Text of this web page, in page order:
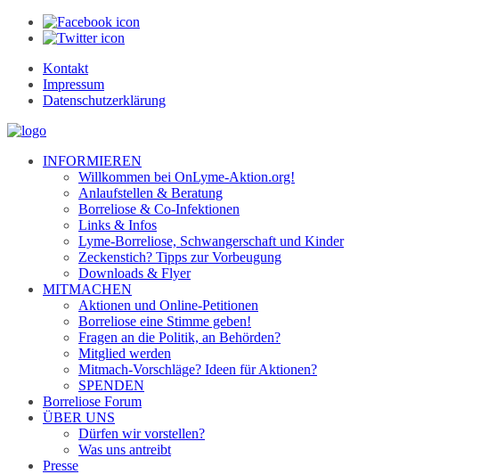
Kontakt
Impressum
Datenschutzerklärung
INFORMIEREN
Willkommen bei OnLyme-Aktion.org!
Anlaufstellen & Beratung
Borreliose & Co-Infektionen
Links & Infos
Lyme-Borreliose, Schwangerschaft und Kinder
Zeckenstich? Tipps zur Vorbeugung
Downloads & Flyer
MITMACHEN
Aktionen und Online-Petitionen
Borreliose eine Stimme geben!
Fragen an die Politik, an Behörden?
Mitglied werden
Mitmach-Vorschläge? Ideen für Aktionen?
SPENDEN
Borreliose Forum
ÜBER UNS
Dürfen wir vorstellen?
Was uns antreibt
Presse